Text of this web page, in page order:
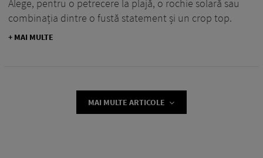
Alege, pentru o petrecere la plajă, o rochie solară sau
combinația dintre o fustă statement și un crop top.
+ MAI MULTE
MAI MULTE ARTICOLE